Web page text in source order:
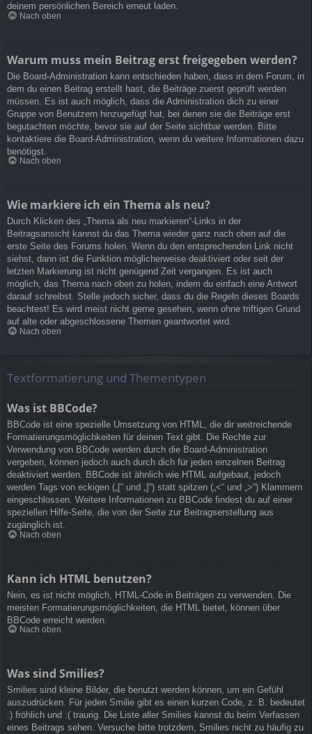
deinem persönlichen Bereich erneut laden.
Nach oben
Warum muss mein Beitrag erst freigegeben werden?
Die Board-Administration kann entschieden haben, dass in dem Forum, in
dem du einen Beitrag erstellt hast, die Beiträge zuerst geprüft werden
müssen. Es ist auch möglich, dass die Administration dich zu einer
Gruppe von Benutzern hinzugefügt hat, bei denen sie die Beiträge erst
begutachten möchte, bevor sie auf der Seite sichtbar werden. Bitte
kontaktiere die Board-Administration, wenn du weitere Informationen dazu
benötigst.
Nach oben
Wie markiere ich ein Thema als neu?
Durch Klicken des „Thema als neu markieren“-Links in der
Beitragsansicht kannst du das Thema wieder ganz nach oben auf die
erste Seite des Forums holen. Wenn du den entsprechenden Link nicht
siehst, dann ist die Funktion möglicherweise deaktiviert oder seit der
letzten Markierung ist nicht genügend Zeit vergangen. Es ist auch
möglich, das Thema nach oben zu holen, indem du einfach eine Antwort
darauf schreibst. Stelle jedoch sicher, dass du die Regeln dieses Boards
beachtest! Es wird meist nicht gerne gesehen, wenn ohne triftigen Grund
auf alte oder abgeschlossene Themen geantwortet wird.
Nach oben
Textformatierung und Thementypen
Was ist BBCode?
BBCode ist eine spezielle Umsetzung von HTML, die dir weitreichende
Formatierungsmöglichkeiten für deinen Text gibt. Die Rechte zur
Verwendung von BBCode werden durch die Board-Administration
vergeben, können jedoch auch durch dich für jeden einzelnen Beitrag
deaktiviert werden. BBCode ist ähnlich wie HTML aufgebaut, jedoch
werden Tags von eckigen („[“ und „]“) statt spitzen („<“ und „>“) Klammern
eingeschlossen. Weitere Informationen zu BBCode findest du auf einer
speziellen Hilfe-Seite, die von der Seite zur Beitragserstellung aus
zugänglich ist.
Nach oben
Kann ich HTML benutzen?
Nein, es ist nicht möglich, HTML-Code in Beiträgen zu verwenden. Die
meisten Formatierungsmöglichkeiten, die HTML bietet, können über
BBCode erreicht werden.
Nach oben
Was sind Smilies?
Smilies sind kleine Bilder, die benutzt werden können, um ein Gefühl
auszudrücken. Für jeden Smilie gibt es einen kurzen Code, z. B. bedeutet
:) fröhlich und :( traurig. Die Liste aller Smilies kannst du beim Verfassen
eines Beitrags sehen. Versuche bitte trotzdem, Smilies nicht zu häufig zu